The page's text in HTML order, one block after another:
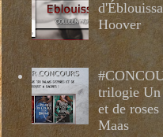
Hoover
trilogie Un
et de
Maas